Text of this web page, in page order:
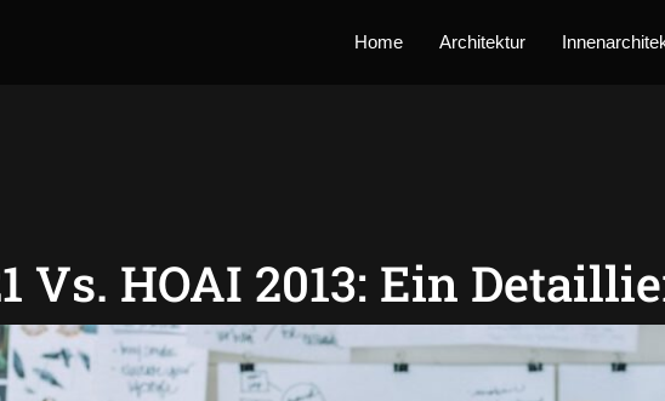
Home Architektur
Vs. HOAI 2013: Ein